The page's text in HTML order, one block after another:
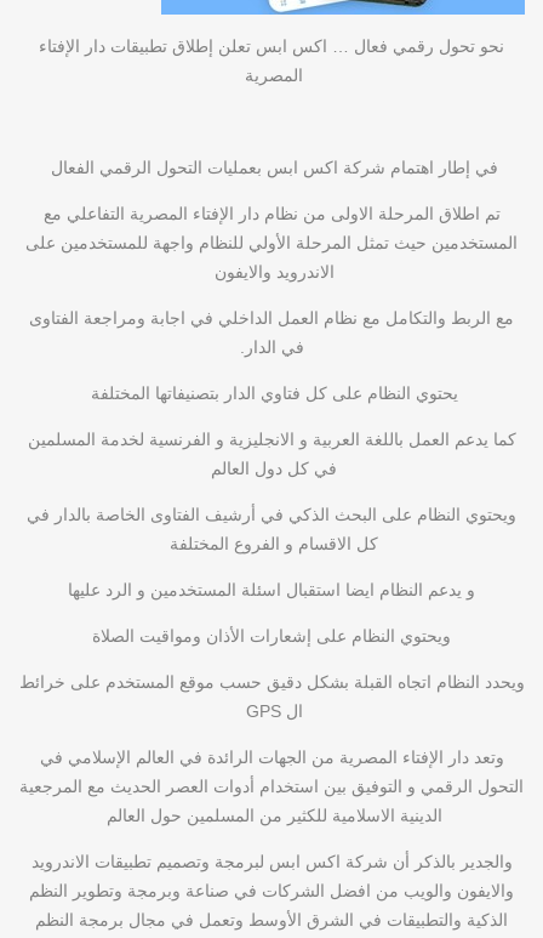
نحو تحول رقمي فعال … اكس ابس تعلن إطلاق تطبيقات دار الإفتاء
المصرية
في إطار اهتمام شركة اكس ابس بعمليات التحول الرقمي الفعال
تم اطلاق المرحلة الاولى من نظام دار الإفتاء المصرية التفاعلي مع
المستخدمين حيث تمثل المرحلة الأولي للنظام واجهة للمستخدمين على
الاندرويد والايفون
مع الربط والتكامل مع نظام العمل الداخلي في اجابة ومراجعة الفتاوى
في الدار.
يحتوي النظام على كل فتاوي الدار بتصنيفاتها المختلفة
كما يدعم العمل باللغة العربية و الانجليزية و الفرنسية لخدمة المسلمين
في كل دول العالم
ويحتوي النظام على البحث الذكي في أرشيف الفتاوى الخاصة بالدار في
كل الاقسام و الفروع المختلفة
و يدعم النظام ايضا استقبال اسئلة المستخدمين و الرد عليها
ويحتوي النظام على إشعارات الأذان ومواقيت الصلاة
ويحدد النظام اتجاه القبلة بشكل دقيق حسب موقع المستخدم على خرائط
ال GPS
وتعد دار الإفتاء المصرية من الجهات الرائدة في العالم الإسلامي في
التحول الرقمي و التوفيق بين استخدام أدوات العصر الحديث مع المرجعية
الدينية الاسلامية للكثير من المسلمين حول العالم
والجدير بالذكر أن شركة اكس ابس لبرمجة وتصميم تطبيقات الاندرويد
والايفون والويب من افضل الشركات في صناعة وبرمجة وتطوير النظم
الذكية والتطبيقات في الشرق الأوسط وتعمل في مجال برمجة النظم